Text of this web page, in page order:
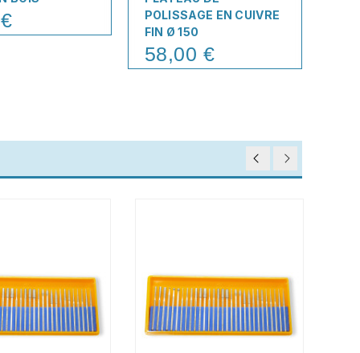
POLISSAGE EN CUIVRE
FIN Ø 150
Price
58,00 €